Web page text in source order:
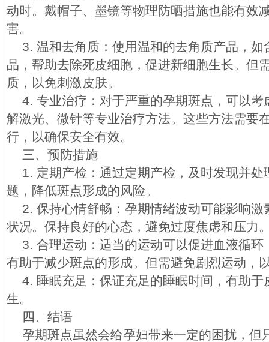
动时。戴帽子、墨镜等物理防晒措施也能有效
害。
3. 温和去角质：使用温和的去角质产品，如
品，帮助去除死皮细胞，促进新细胞生长。但
质，以免刺激皮肤。
4. 专业治疗：对于严重的孕期斑点，可以考
解激光、微针等专业治疗方法。这些方法需要
行，以确保安全有效。
三、预防措施
1. 定期产检：通过定期产检，及时发现并处
题，降低斑点形成的风险。
2. 保持心情舒畅：孕期情绪波动可能影响激
状况。保持良好的心态，避免过度焦虑和压力
3. 合理运动：适当的运动可以促进血液循环
有助于减少斑点的形成。但需避免剧烈运动，
4. 睡眠充足：保证充足的睡眠时间，有助于
生。
四、结语
孕期斑点虽然会给孕妇带来一定的困扰，但